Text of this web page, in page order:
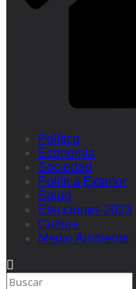
Política
Economía
Sociedad
Política Exterior
Salud
Elecciones 2023
Cultura
Medio Ambiente